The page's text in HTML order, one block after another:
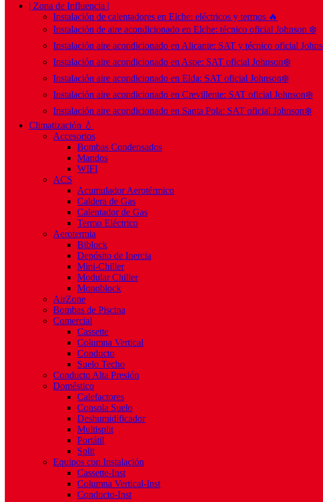
| Zona de Influencia |
Instalación de calentadores en Elche: eléctricos y termos 🔥
Instalación de aire acondicionado en Elche: técnico oficial Johnson ❄️
Instalación aire acondicionado en Alicante: SAT y técnico oficial
Instalación aire acondicionado en Aspe: SAT oficial Johnson❄️
Instalación aire acondicionado en Elda: SAT oficial Johnson❄️
Instalación aire acondicionado en Crevillente: SAT oficial Johnson❄️
Instalación aire acondicionado en Santa Pola: SAT oficial Johnson❄️
Climatización 💧
Accesorios
Bombas Condensados
Mandos
WIFI
ACS
Acumulador Aerotérmico
Caldera de Gas
Calentador de Gas
Termo Eléctrico
Aerotermia
Biblock
Depósito de Inercia
Mini-Chiller
Modular Chiller
Monoblock
AirZone
Bombas de Piscina
Comercial
Cassette
Columna Vertical
Conducto
Suelo Techo
Conducto Alta Presión
Doméstico
Calefactores
Consola Suelo
Deshumidificador
Multisplit
Portátil
Split
Equipos con Instalación
Cassette-Inst
Columna Vertical-Inst
Conducto-Inst